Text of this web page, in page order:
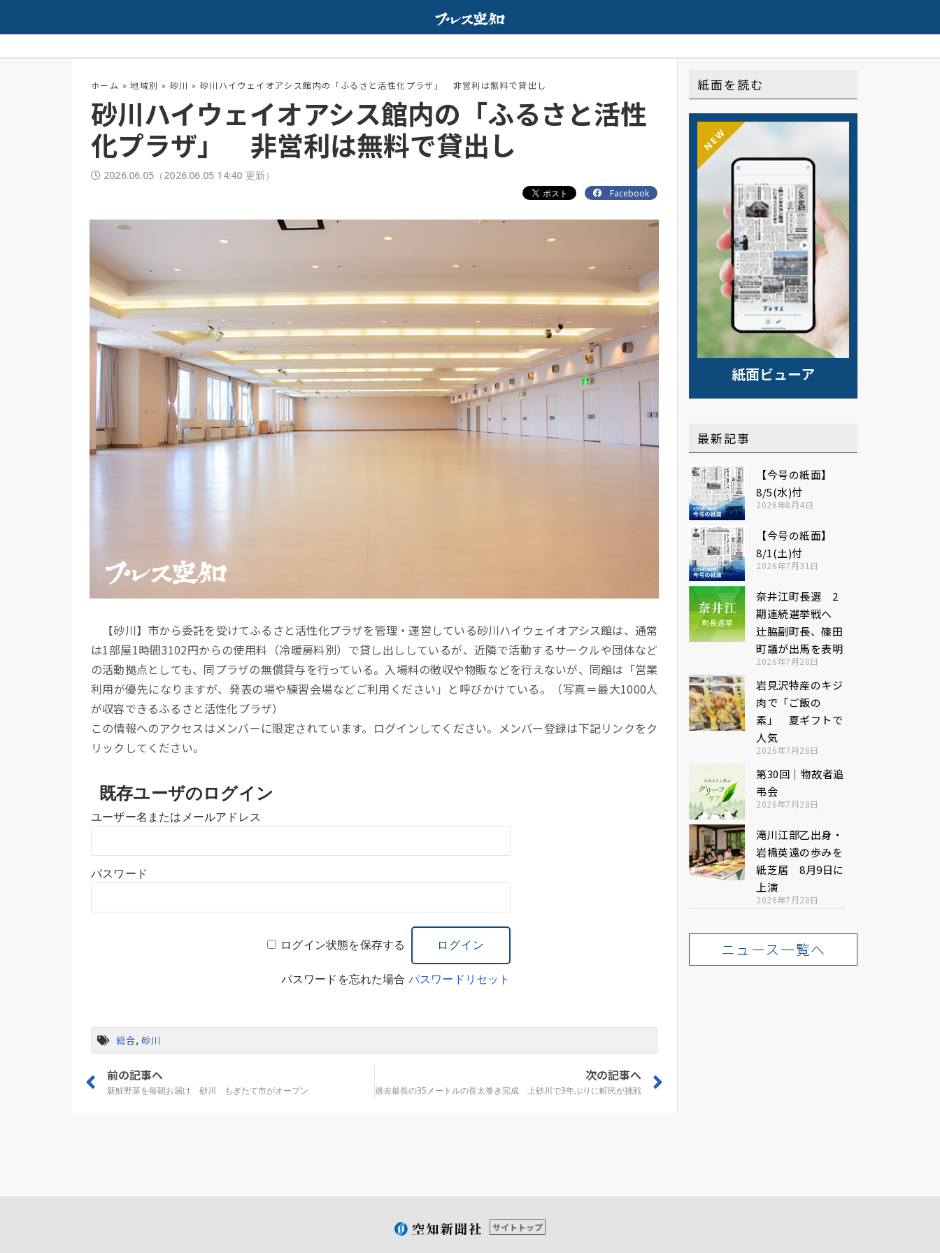
ホーム »地域別 » 砂川 » 砂川ハイウェイオアシス館内の「ふるさと活性化プラザ」 非営利は無料で貸出し
砂川ハイウェイオアシス館内の「ふるさと活性
化プラザ」 非営利は無料で貸出し
2026.06.05 （2026.06.05 14:40 更新）
Facebook
【砂川】市から委託を受けてふるさと活性化プラザを管理・運営している砂川ハイウェイオアシス館は、通常
は1部屋1時間3102円からの使用料（冷暖房料別）で貸し出ししているが、近隣で活動するサークルや団体など
の活動拠点としても、同プラザの無償貸与を行っている。入場料の徴収や物販などを行えないが、同館は「営業
利用が優先になりますが、発表の場や練習会場などご利用ください」と呼びかけている。（写真＝最大1000人
が収容できるふるさと活性化プラザ）
この情報へのアクセスはメンバーに限定されています。ログインしてください。メンバー登録は下記リンクをク
リックしてください。
既存ユーザのログイン
ユーザー名またはメールアドレス
パスワード
ログイン状態を保存する
パスワードを忘れた場合 パスワードリセット
総合,砂川
前の記事へ
新鮮野菜を毎朝お届け 砂川 もぎたて市がオープン
次の記事へ
過去最長の35メートルの長太巻き完成 上砂川で3年ぶりに町民が挑戦
紙面を読む
紙面ビューア
NEW
最新記事
【今号の紙面】
8/5(水)付
2026年8月4日
【今号の紙面】
8/1(土)付
2026年7月31日
奈井江町長選 2
期連続選挙戦へ
辻脇副町長、篠田
町議が出馬を表明
2026年7月28日
岩見沢特産のキジ
肉で「ご飯の
素」 夏ギフトで
人気
2026年7月28日
第30回｜物故者追
弔会
2026年7月28日
滝川江部乙出身・
岩橋英遠の歩みを
紙芝居 8月9日に
上演
2026年7月28日
ニュース一覧へ
サイトトップ